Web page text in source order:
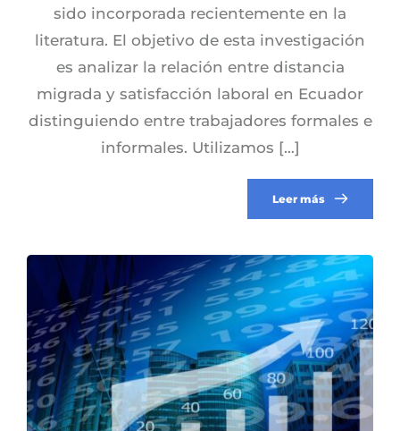
sido incorporada recientemente en la
literatura. El objetivo de esta investigación
es analizar la relación entre distancia
migrada y satisfacción laboral en Ecuador
distinguiendo entre trabajadores formales e
informales. Utilizamos […]
Leer más